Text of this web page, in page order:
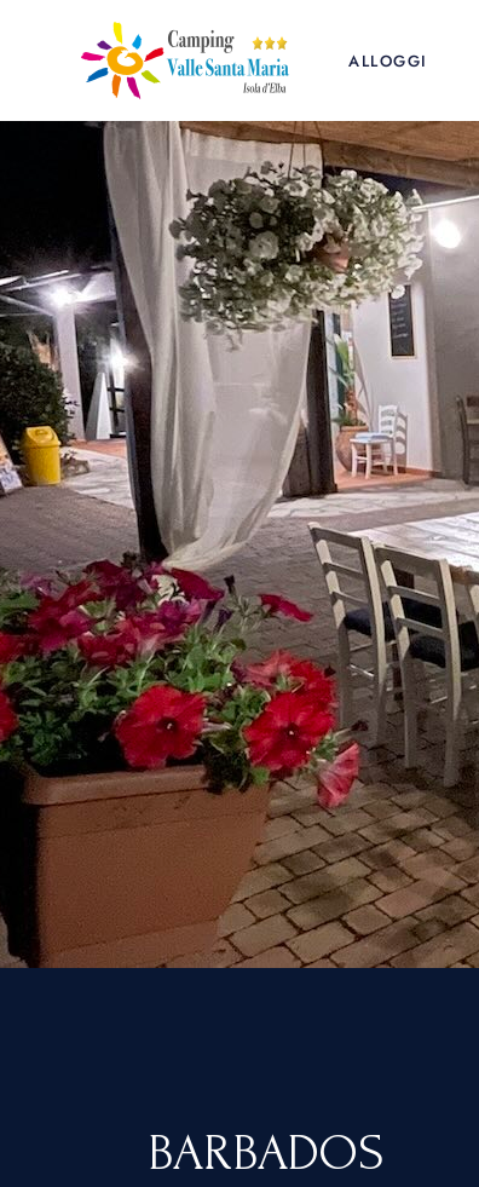
ALLOGGI
Campeggio
Appartamenti
Case Mobili
Glamping
BARBADOS